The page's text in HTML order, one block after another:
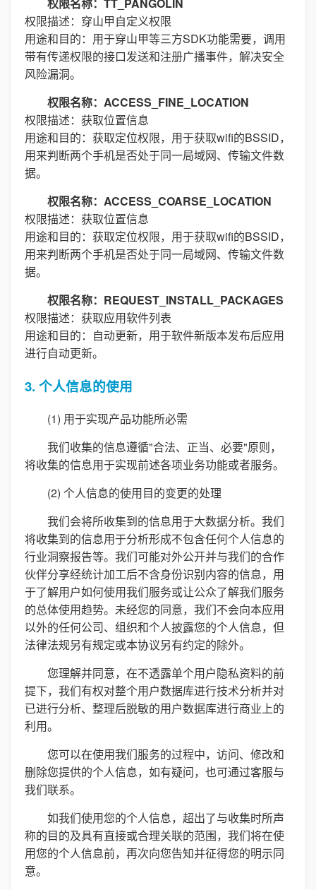
权限名称：TT_PANGOLIN
权限描述：穿山甲自定义权限
用途和目的：用于穿山甲等三方SDK功能需要，调用
带有传递权限的接口发送和注册广播事件，解决安全
风险漏洞。
权限名称：ACCESS_FINE_LOCATION
权限描述：获取位置信息
用途和目的：获取定位权限，用于获取wifi的BSSID，
用来判断两个手机是否处于同一局域网、传输文件数
据。
权限名称：ACCESS_COARSE_LOCATION
权限描述：获取位置信息
用途和目的：获取定位权限，用于获取wifi的BSSID，
用来判断两个手机是否处于同一局域网、传输文件数
据。
权限名称：REQUEST_INSTALL_PACKAGES
权限描述：获取应用软件列表
用途和目的：自动更新，用于软件新版本发布后应用
进行自动更新。
3. 个人信息的使用
(1) 用于实现产品功能所必需
我们收集的信息遵循"合法、正当、必要"原则，
将收集的信息用于实现前述各项业务功能或者服务。
(2) 个人信息的使用目的变更的处理
我们会将所收集到的信息用于大数据分析。我们
将收集到的信息用于分析形成不包含任何个人信息的
行业洞察报告等。我们可能对外公开并与我们的合作
伙伴分享经统计加工后不含身份识别内容的信息，用
于了解用户如何使用我们服务或让公众了解我们服务
的总体使用趋势。未经您的同意，我们不会向本应用
以外的任何公司、组织和个人披露您的个人信息，但
法律法规另有规定或本协议另有约定的除外。
您理解并同意，在不透露单个用户隐私资料的前
提下，我们有权对整个用户数据库进行技术分析并对
已进行分析、整理后脱敏的用户数据库进行商业上的
利用。
您可以在使用我们服务的过程中，访问、修改和
删除您提供的个人信息，如有疑问，也可通过客服与
我们联系。
如我们使用您的个人信息，超出了与收集时所声
称的目的及具有直接或合理关联的范围，我们将在使
用您的个人信息前，再次向您告知并征得您的明示同
意。